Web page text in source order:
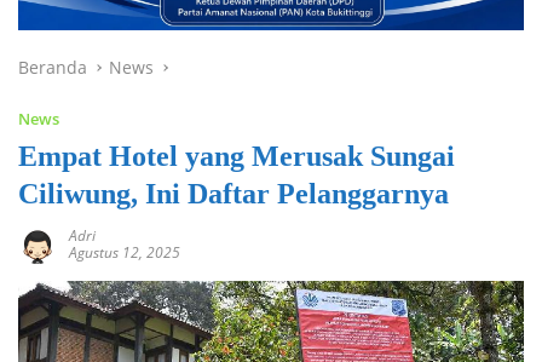
Beranda News
News
Empat Hotel yang Merusak Sungai
Ciliwung, Ini Daftar Pelanggarnya
Adri
Agustus 12, 2025